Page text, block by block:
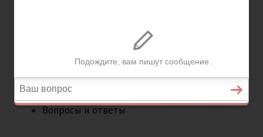
Гражданство
Возврат товаров
Военное право
Вопросы и ответы